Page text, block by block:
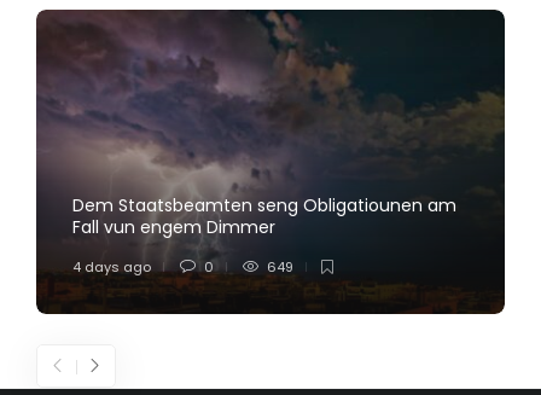
Dem Staatsbeamten seng Obligatiounen am
Fall vun engem Dimmer
4 days ago 0 649